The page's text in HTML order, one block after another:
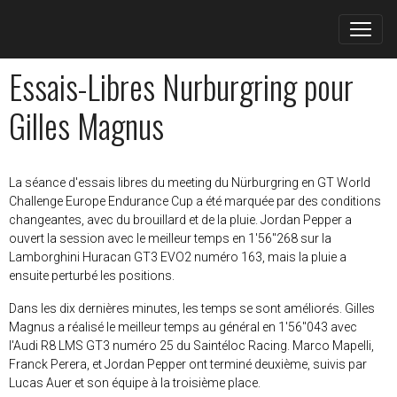
Essais-Libres Nurburgring pour
Gilles Magnus
La séance d'essais libres du meeting du Nürburgring en GT World
Challenge Europe Endurance Cup a été marquée par des conditions
changeantes, avec du brouillard et de la pluie. Jordan Pepper a
ouvert la session avec le meilleur temps en 1'56"268 sur la
Lamborghini Huracan GT3 EVO2 numéro 163, mais la pluie a
ensuite perturbé les positions.
Dans les dix dernières minutes, les temps se sont améliorés. Gilles
Magnus a réalisé le meilleur temps au général en 1'56"043 avec
l'Audi R8 LMS GT3 numéro 25 du Saintéloc Racing. Marco Mapelli,
Franck Perera, et Jordan Pepper ont terminé deuxième, suivis par
Lucas Auer et son équipe à la troisième place.